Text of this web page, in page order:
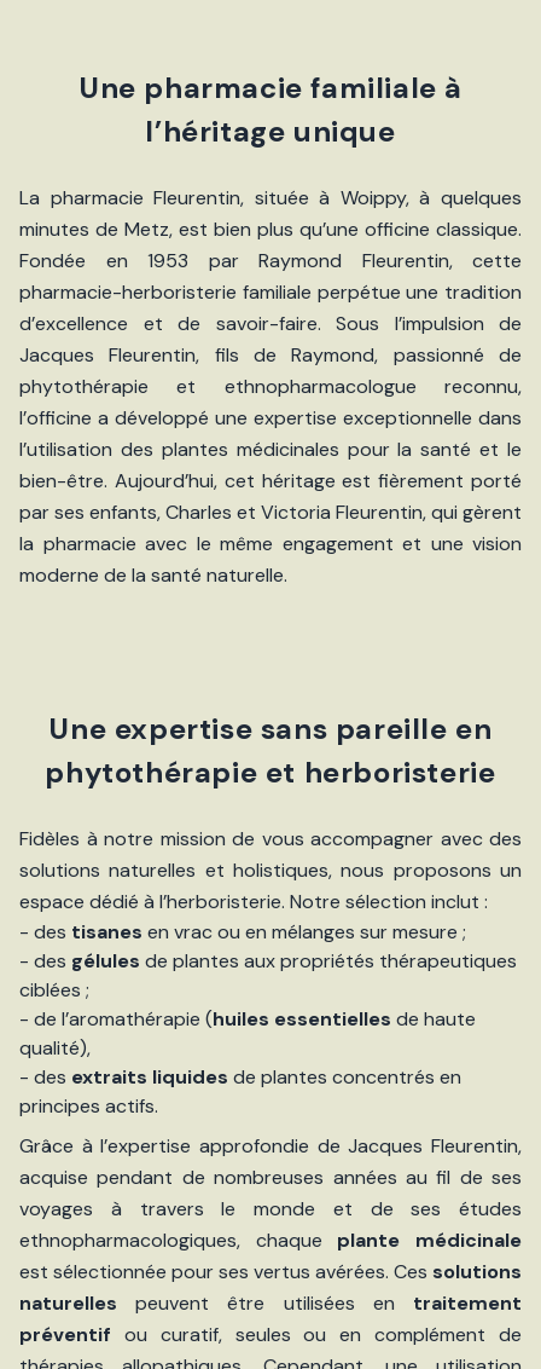
Une pharmacie familiale à
l’héritage unique
La pharmacie Fleurentin, située à Woippy, à quelques
minutes de Metz, est bien plus qu’une officine classique.
Fondée en 1953 par Raymond Fleurentin, cette
pharmacie-herboristerie familiale perpétue une tradition
d’excellence et de savoir-faire. Sous l’impulsion de
Jacques Fleurentin, fils de Raymond, passionné de
phytothérapie et ethnopharmacologue reconnu,
l’officine a développé une expertise exceptionnelle dans
l’utilisation des plantes médicinales pour la santé et le
bien-être. Aujourd’hui, cet héritage est fièrement porté
par ses enfants, Charles et Victoria Fleurentin, qui gèrent
la pharmacie avec le même engagement et une vision
moderne de la santé naturelle.
Une expertise sans pareille en
phytothérapie et herboristerie
Fidèles à notre mission de vous accompagner avec des
solutions naturelles et holistiques, nous proposons un
espace dédié à l’herboristerie. Notre sélection inclut :
- des tisanes en vrac ou en mélanges sur mesure ;
- des gélules de plantes aux propriétés thérapeutiques
ciblées ;
- de l’aromathérapie (huiles essentielles de haute
qualité),
- des extraits liquides de plantes concentrés en
principes actifs.
Grâce à l’expertise approfondie de Jacques Fleurentin,
acquise pendant de nombreuses années au fil de ses
voyages à travers le monde et de ses études
ethnopharmacologiques, chaque plante médicinale
est sélectionnée pour ses vertus avérées. Ces solutions
naturelles peuvent être utilisées en traitement
préventif ou curatif, seules ou en complément de